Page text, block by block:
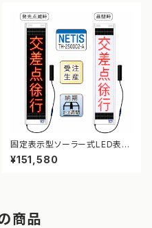
固定表示型ソーラー式LED表示
板 ドットサイン【交差点徐行】【N
ETIS登録】
¥151,580
商品